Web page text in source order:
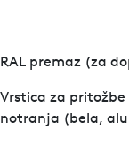
RAL premaz (za
Vrstica za pritožbe
notranja (bela,